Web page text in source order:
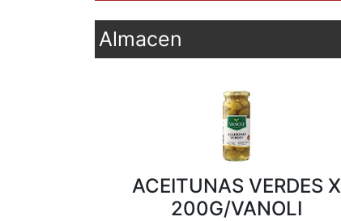
Almacen
ACEITUNAS VERDES X
200G/VANOLI